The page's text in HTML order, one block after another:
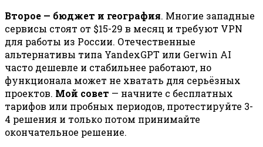
Второе — бюджет и география. Многие западные
сервисы стоят от $15-29 в месяц и требуют VPN
для работы из России. Отечественные
альтернативы типа YandexGPT или Gerwin AI
часто дешевле и стабильнее работают, но
функционала может не хватать для серьёзных
проектов. Мой совет — начните с бесплатных
тарифов или пробных периодов, протестируйте 3-
4 решения и только потом принимайте
окончательное решение.